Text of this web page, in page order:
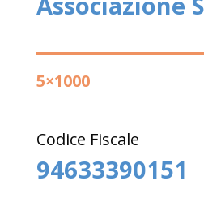
5×1000
Codice Fiscale
94633390151